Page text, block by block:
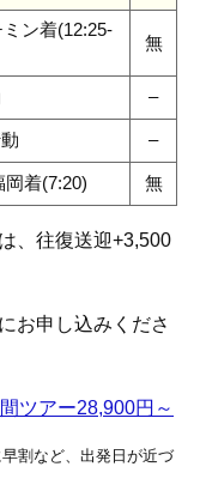
ン着(12:25-
無
–
–
着(7:20) 無
、往復送迎+3,500
お申し込みくださ
ツアー28,900円～
割など、出発日が近づ